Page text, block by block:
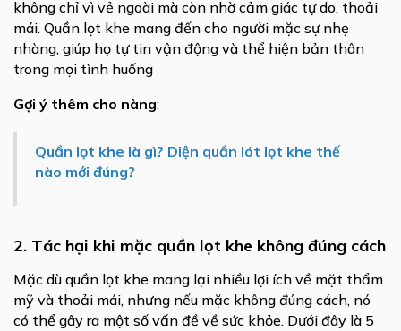
không chỉ vì vẻ ngoài mà còn nhờ cảm giác tự do, thoải
mái. Quần lọt khe mang đến cho người mặc sự nhẹ
nhàng, giúp họ tự tin vận động và thể hiện bản thân
trong mọi tình huống
Gợi ý thêm cho nàng:
Quần lọt khe là gì? Diện quần lót lọt khe thế
nào mới đúng?
2. Tác hại khi mặc quần lọt khe không đúng cách
Mặc dù quần lọt khe mang lại nhiều lợi ích về mặt thẩm
mỹ và thoải mái, nhưng nếu mặc không đúng cách, nó
có thể gây ra một số vấn đề về sức khỏe. Dưới đây là 5